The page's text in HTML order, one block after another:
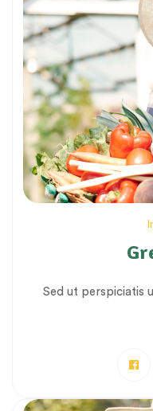
Sed ut perspiciatis